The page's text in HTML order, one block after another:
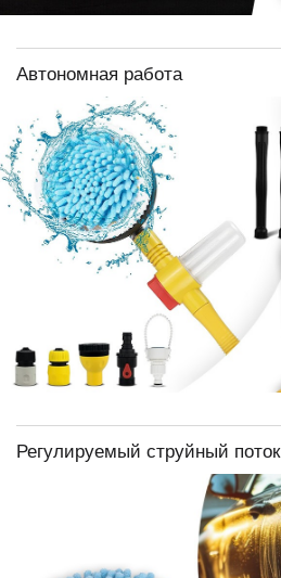
Автономная работа
Регулируемый струйный поток